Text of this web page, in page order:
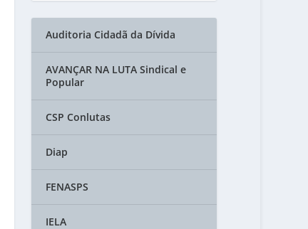
Auditoria Cidadã da Dívida
AVANÇAR NA LUTA Sindical e
Popular
CSP Conlutas
Diap
FENASPS
IELA